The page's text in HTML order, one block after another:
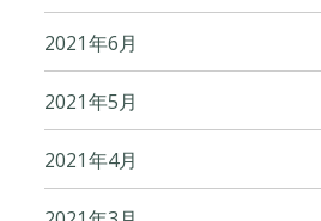
2021年6月
2021年5月
2021年4月